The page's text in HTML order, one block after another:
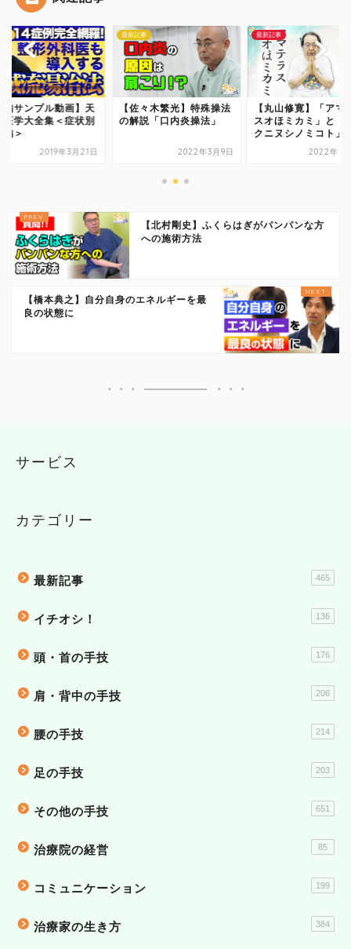
編サンプル動画】天
医学大全集＜症状別
編＞
2019年3月21日
最新記事
【佐々木繁光】特殊操法
の解説「口内炎操法」
2022年3月9日
最新記事
【丸山修寛】「アマ
スオほミカミ」と「
クニヌシノミコト」
2022年7
【北村剛史】ふくらはぎがパンパンな方
への施術方法
【橋本典之】自分自身のエネルギーを最
良の状態に
サービス
カテゴリー
最新記事 465
イチオシ！ 136
頭・首の手技 176
肩・背中の手技 206
腰の手技 214
足の手技 203
その他の手技 651
治療院の経営 85
コミュニケーション 199
治療家の生き方 384